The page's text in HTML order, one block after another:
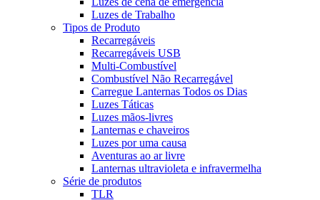
Luzes de Trabalho
Tipos de Produto
Recarregáveis
Recarregáveis USB
Multi-Combustível
Combustível Não Recarregável
Carregue Lanternas Todos os Dias
Luzes Táticas
Luzes mãos-livres
Lanternas e chaveiros
Luzes por uma causa
Aventuras ao ar livre
Lanternas ultravioleta e infravermelha
Série de produtos
TLR